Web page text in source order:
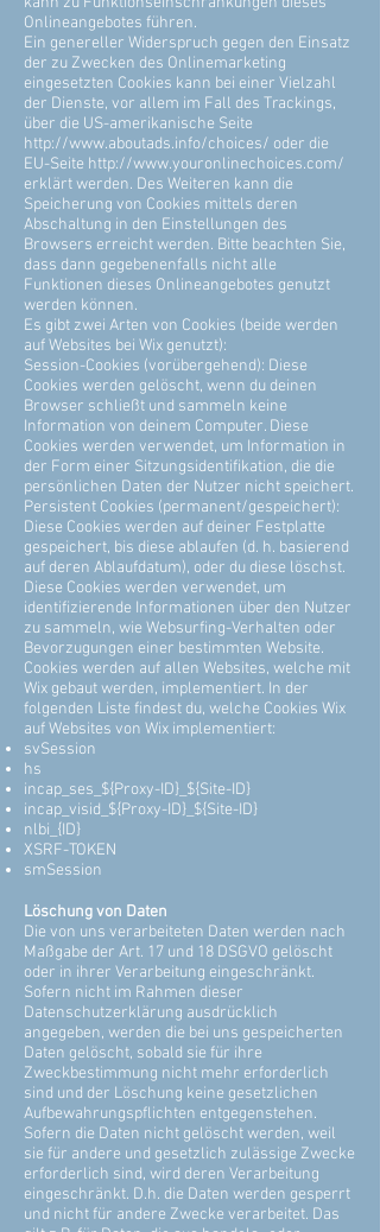
Onlineangebotes führen.
Ein genereller Widerspruch gegen den Einsatz
der zu Zwecken des Onlinemarketing
eingesetzten Cookies kann bei einer Vielzahl
der Dienste, vor allem im Fall des Trackings,
über die US-amerikanische Seite
http://www.aboutads.info/choices/ oder die
EU-Seite http://www.youronlinechoices.com/
erklärt werden. Des Weiteren kann die
Speicherung von Cookies mittels deren
Abschaltung in den Einstellungen des
Browsers erreicht werden. Bitte beachten Sie,
dass dann gegebenenfalls nicht alle
Funktionen dieses Onlineangebotes genutzt
werden können.
Es gibt zwei Arten von Cookies (beide werden
auf Websites bei Wix genutzt):
Session-Cookies (vorübergehend): Diese
Cookies werden gelöscht, wenn du deinen
Browser schließt und sammeln keine
Information von deinem Computer. Diese
Cookies werden verwendet, um Information in
der Form einer Sitzungsidentifikation, die die
persönlichen Daten der Nutzer nicht speichert.
Persistent Cookies (permanent/gespeichert):
Diese Cookies werden auf deiner Festplatte
gespeichert, bis diese ablaufen (d. h. basierend
auf deren Ablaufdatum), oder du diese löschst.
Diese Cookies werden verwendet, um
identifizierende Informationen über den Nutzer
zu sammeln, wie Websurfing-Verhalten oder
Bevorzugungen einer bestimmten Website.
Cookies werden auf allen Websites, welche mit
Wix gebaut werden, implementiert. In der
folgenden Liste findest du, welche Cookies Wix
auf Websites von Wix implementiert:
svSession
hs
incap_ses_${Proxy-ID}_${Site-ID}
incap_visid_${Proxy-ID}_${Site-ID}
nlbi_{ID}
XSRF-TOKEN
smSession
Löschung von Daten
Die von uns verarbeiteten Daten werden nach
Maßgabe der Art. 17 und 18 DSGVO gelöscht
oder in ihrer Verarbeitung eingeschränkt.
Sofern nicht im Rahmen dieser
Datenschutzerklärung ausdrücklich
angegeben, werden die bei uns gespeicherten
Daten gelöscht, sobald sie für ihre
Zweckbestimmung nicht mehr erforderlich
sind und der Löschung keine gesetzlichen
Aufbewahrungspflichten entgegenstehen.
Sofern die Daten nicht gelöscht werden, weil
sie für andere und gesetzlich zulässige Zwecke
erforderlich sind, wird deren Verarbeitung
eingeschränkt. D.h. die Daten werden gesperrt
und nicht für andere Zwecke verarbeitet. Das